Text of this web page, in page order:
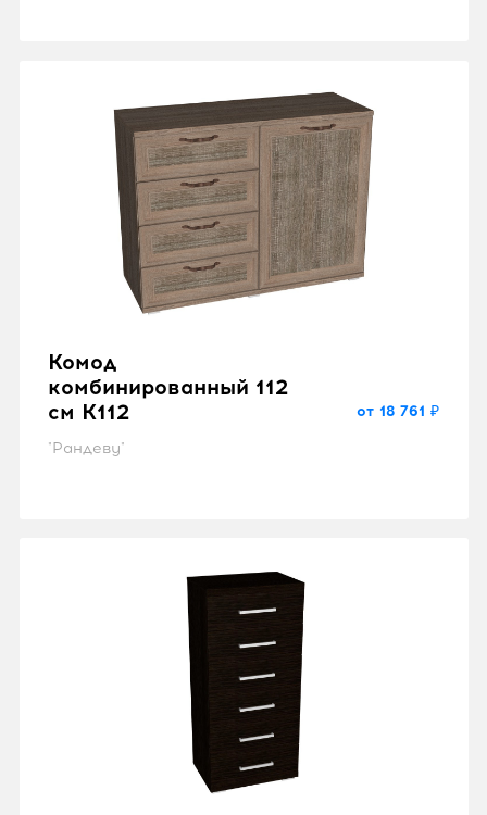
Комод
комбинированный 112
см K112
"Рандеву"
от 18 761 ₽